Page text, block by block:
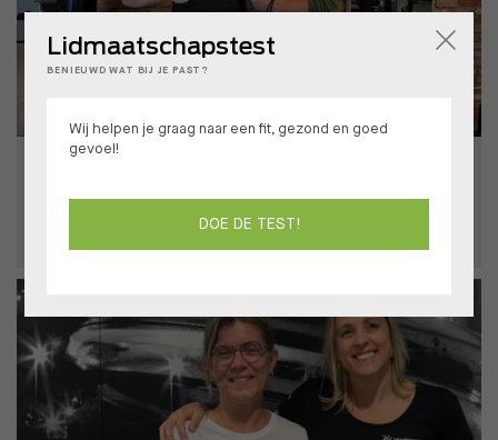
Lidmaatschapstest
BENIEUWD WAT BIJ JE PAST?
Wij helpen je graag naar een fit, gezond en goed
gevoel!
DOE DE TEST!